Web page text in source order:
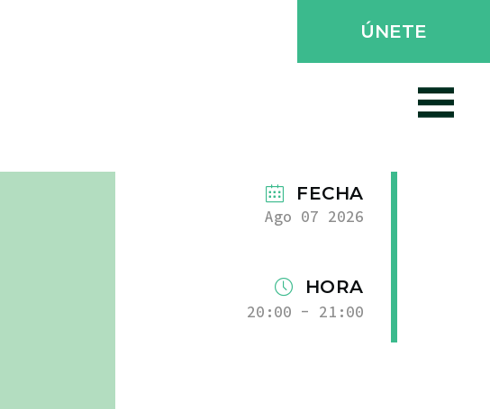
ÚNETE
FECHA
Ago 07 2026
HORA
20:00 - 21:00